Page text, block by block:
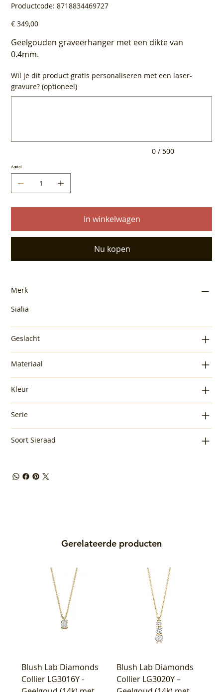
Productcode: Productcode
8718834469727
8718834469727
Prijs
€ 349,00
Geelgouden graveerhanger met een dikte van
0.4mm.
Wil je dit product gratis personaliseren met een laser-
gravure? (optioneel)
0 / 500
Aantal
In winkelwagen
Nu kopen
Merk
Sialia
Geslacht
Materiaal
Kleur
Serie
Soort Sieraad
Gerelateerde producten
Blush Lab Diamonds
Collier LG3016Y -
Blush Lab Diamonds
Collier LG3020Y –